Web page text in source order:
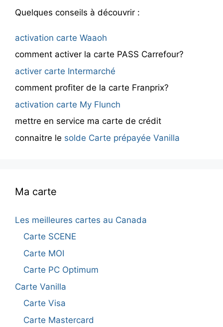
Quelques conseils à découvrir :
activation carte Waaoh
comment activer la carte PASS Carrefour?
activer carte Intermarché
comment profiter de la carte Franprix?
activation carte My Flunch
mettre en service ma carte de crédit
connaitre le solde Carte prépayée Vanilla
Ma carte
Les meilleures cartes au Canada
Carte SCENE
Carte MOI
Carte PC Optimum
Carte Vanilla
Carte Visa
Carte Mastercard